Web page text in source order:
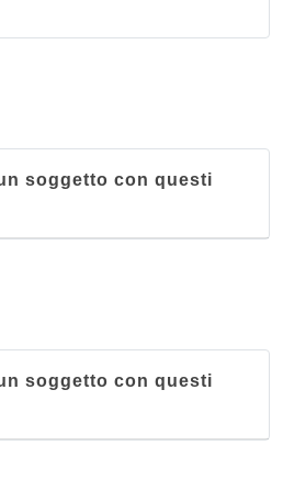
25, Modena
soggetto con questi
soggetto con questi